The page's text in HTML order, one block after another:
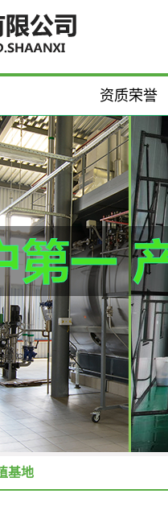
资质荣誉
基地